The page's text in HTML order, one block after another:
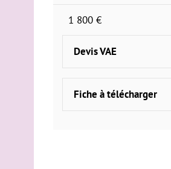
1 800 €
Devis VAE
Fiche à télécharger